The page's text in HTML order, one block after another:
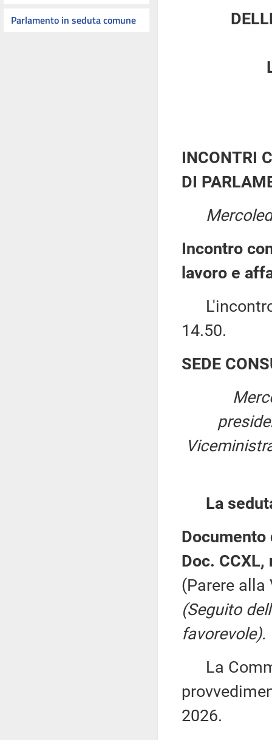
Parlamento in seduta comune
INCONTRI
DI
Incontro
lavoro e
L'incontro
14.50.
SEDE
La
Documento
Doc.
(Parere alla
(Seguito
favorevole).
La
2026.